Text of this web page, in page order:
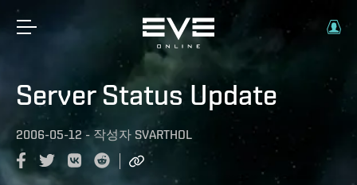
Server Status Update
2006-05-12 - 작성자 SVARTHOL